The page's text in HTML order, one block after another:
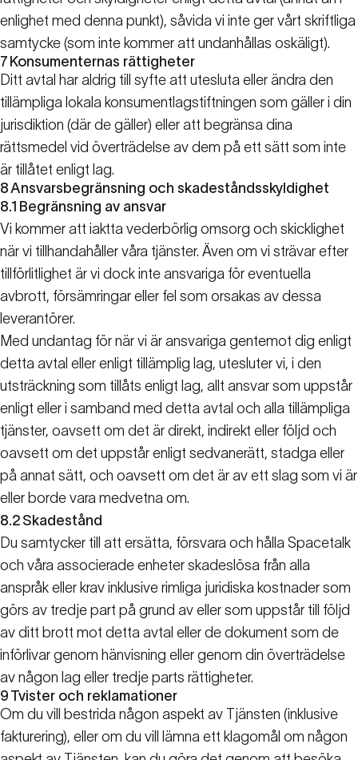
enlighet med denna punkt), såvida vi inte ger vårt skriftliga
samtycke (som inte kommer att undanhållas oskäligt).
7 Konsumenternas rättigheter
Ditt avtal har aldrig till syfte att utesluta eller ändra den
tillämpliga lokala konsumentlagstiftningen som gäller i din
jurisdiktion (där de gäller) eller att begränsa dina
rättsmedel vid överträdelse av dem på ett sätt som inte
är tillåtet enligt lag.
8Ansvarsbegränsning och skadeståndsskyldighet
8.1 Begränsning av ansvar
Vi kommer att iaktta vederbörlig omsorg och skicklighet
när vi tillhandahåller våra tjänster. Även om vi strävar efter
tillförlitlighet är vi dock inte ansvariga för eventuella
avbrott, försämringar eller fel som orsakas av dessa
leverantörer.
Med undantag för när vi är ansvariga gentemot dig enligt
detta avtal eller enligt tillämplig lag, utesluter vi, i den
utsträckning som tillåts enligt lag, allt ansvar som uppstår
enligt eller i samband med detta avtal och alla tillämpliga
tjänster, oavsett om det är direkt, indirekt eller följd och
oavsett om det uppstår enligt sedvanerätt, stadga eller
på annat sätt, och oavsett om det är av ett slag som vi är
eller borde vara medvetna om.
8.2 Skadestånd
Du samtycker till att ersätta, försvara och hålla Spacetalk
och våra associerade enheter skadeslösa från alla
anspråk eller krav inklusive rimliga juridiska kostnader som
görs av tredje part på grund av eller som uppstår till följd
av ditt brott mot detta avtal eller de dokument som de
införlivar genom hänvisning eller genom din överträdelse
av någon lag eller tredje parts rättigheter.
9 Tvister och reklamationer
Om du vill bestrida någon aspekt av Tjänsten (inklusive
fakturering), eller om du vill lämna ett klagomål om någon